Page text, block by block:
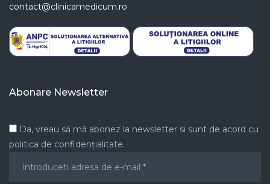
contact@clinicamedicum.ro
Abonare Newsletter
Da, vreau să mă abonez la newsletter si sunt de acord cu
politica de confidențialitate.